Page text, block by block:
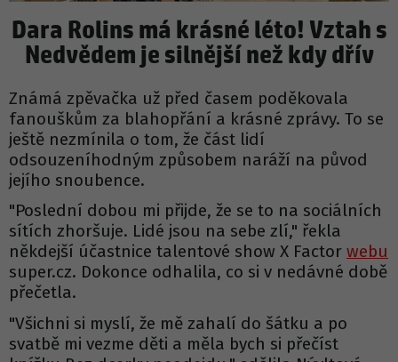
Dara Rolins má krásné léto! Vztah s
Nedvědem je silnější než kdy dřív
Známá zpěvačka už před časem poděkovala
fanouškům za blahopřání a krásné zprávy. To se
ještě nezmínila o tom, že část lidí
odsouzeníhodným způsobem naráží na původ
jejího snoubence.
"Poslední dobou mi přijde, že se to na sociálních
sítích zhoršuje. Lidé jsou na sebe zlí," řekla
někdejší účastnice talentové show X Factor webu
super.cz. Dokonce odhalila, co si v nedávné době
přečetla.
"Všichni si myslí, že mě zahalí do šátku a po
svatbě mi vezme děti a měla bych si přečíst